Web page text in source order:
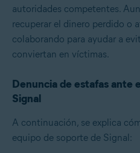
autoridades competentes.
recuperar el dinero perdido o
colaborando para ayudar a
conviertan en víctimas.
Denuncia de estafas ante
Signal
A continuación, se explica
equipo de soporte de Signal: